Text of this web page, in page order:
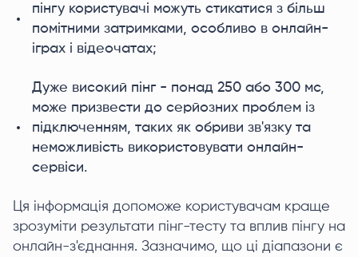
пінгу користувачі можуть стикатися з більш
помітними затримками, особливо в онлайн-
іграх і відеочатах;
Дуже високий пінг - понад 250 або 300 мс,
може призвести до серйозних проблем із
підключенням, таких як обриви зв'язку та
неможливість використовувати онлайн-
сервіси.
Ця інформація допоможе користувачам краще
зрозуміти результати пінг-тесту та вплив пінгу на
онлайн-з'єднання. Зазначимо, що ці діапазони є